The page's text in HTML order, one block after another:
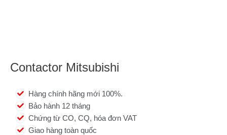
Contactor Mitsubishi
Hàng chính hãng mới 100%.
Bảo hành 12 tháng
Chứng từ CO, CQ, hóa đơn VAT
Giao hàng toàn quốc